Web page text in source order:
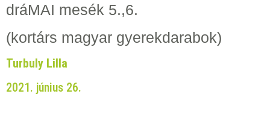
dráMAI mesék 5.,6.
(kortárs magyar gyerekdarabok)
Turbuly Lilla
2021. június 26.